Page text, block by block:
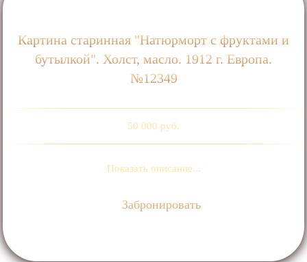
Картина старинная "Натюрморт с фруктами и
бутылкой". Холст, масло. 1912 г. Европа.
№12349
50 000 руб.
Показать описание...
Забронировать